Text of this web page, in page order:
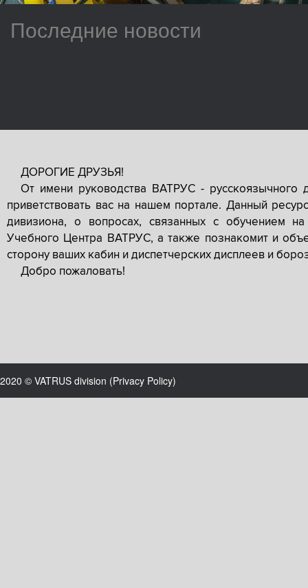
Последние новости
ДОРОГИЕ ДРУЗЬЯ!
От имени руководства ВАТРУС -
приветствовать вас на нашем портале. Данный
дивизиона, о вопросах, связанных с обучением
Учебного Центра ВАТРУС, а также познакомит и
сторону ваших кабин и диспетчерских дисплеев и
Добро пожаловать!
2020 © VATRUS division (Privacy Policy)